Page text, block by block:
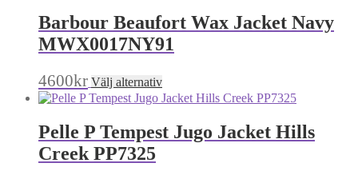
Barbour Beaufort Wax Jacket Navy
MWX0017NY91
4600kr Välj alternativDen
här
produkten
flera
Pelle P Tempest Jugo Jacket Hills
Creek PP7325